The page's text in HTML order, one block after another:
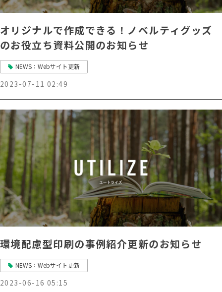
オリジナルで作成できる！ノベルティグッズ
のお役立ち資料公開のお知らせ
NEWS：Webサイト更新
2023-07-11 02:49
環境配慮型印刷の事例紹介更新のお知らせ
NEWS：Webサイト更新
2023-06-16 05:15